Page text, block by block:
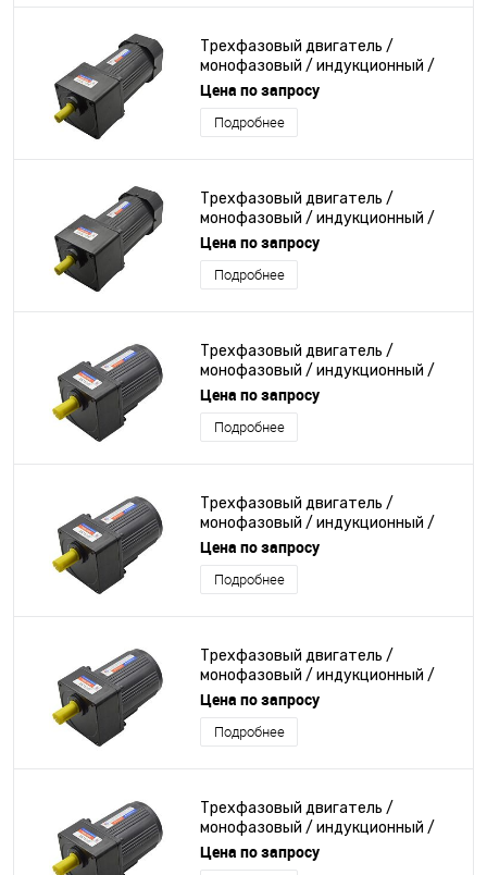
Трехфазовый двигатель /
монофазовый / индукционный /
220В
Цена по запросу
Подробнее
Трехфазовый двигатель /
монофазовый / индукционный /
220В
Цена по запросу
Подробнее
Трехфазовый двигатель /
монофазовый / индукционный /
220В
Цена по запросу
Подробнее
Трехфазовый двигатель /
монофазовый / индукционный /
220В
Цена по запросу
Подробнее
Трехфазовый двигатель /
монофазовый / индукционный /
220В
Цена по запросу
Подробнее
Трехфазовый двигатель /
монофазовый / индукционный /
220В
Цена по запросу